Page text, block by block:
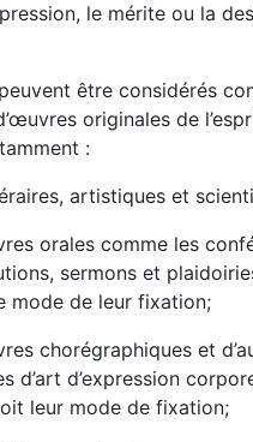
le mérite ou la
être considérés
originales de
:
artistiques et
orales comme les
sermons et
mode de leur fixation;
chorégraphiques et
d’art d’expression
leur mode de fixation;